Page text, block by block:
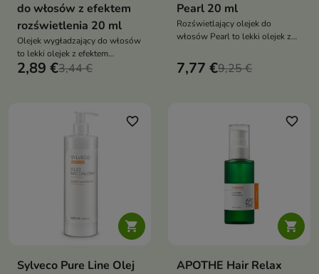
do włosów z efektem
rozświetlenia 20 ml
Olejek wygładzający do włosów
to lekki olejek z efektem
drobinek, który nadaje włosom
2,89 €3,44 €
Pearl 20 ml
Rozświetlający olejek do
włosów Pearl to lekki olejek z
odżywia, wygładza i nadaje
włosom spektakularny blask.
7,77 €9,25 €

favorite_border
Sylveco Pure Line Olej

favorite_border
APOTHE Hair Relax